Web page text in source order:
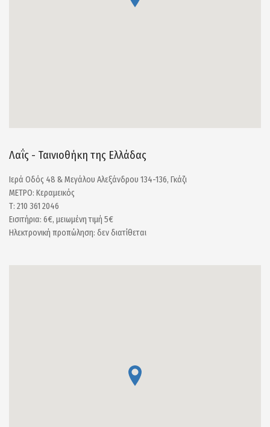
Λαΐς - Ταινιοθήκη της Ελλάδας
Ιερά Οδός 48 & Μεγάλου Αλεξάνδρου 134-136, Γκάζι
ΜΕΤΡΟ: Κεραμεικός
Τ: 210 361 2046
Εισιτήρια: 6€, μειωμένη τιμή 5€
Ηλεκτρονική προπώληση: δεν διατίθεται